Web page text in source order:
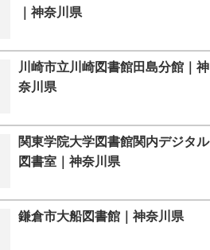
｜神奈川県
川崎市立川崎図書館田島分館｜神
奈川県
関東学院大学図書館関内デジタル
図書室｜神奈川県
鎌倉市大船図書館｜神奈川県